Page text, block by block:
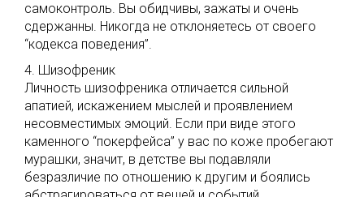
самоконтроль. Вы обидчивы, зажаты и очень
сдержанны. Никогда не отклоняетесь от своего
“кодекса поведения”.
4. Шизофреник
Личность шизофреника отличается сильной
апатией, искажением мыслей и проявлением
несовместимых эмоций. Если при виде этого
каменного “покерфейса” у вас по коже пробегают
мурашки, значит, в детстве вы подавляли
безразличие по отношению к другим и боялись